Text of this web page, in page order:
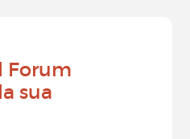
Forum
sua